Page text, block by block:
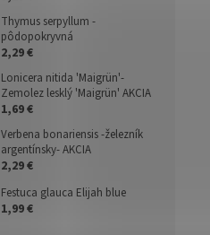
Thymus serpyllum -
pôdopokryvná
2,29 €
Lonicera nitida 'Maigrün'-
Zemolez lesklý 'Maigrün' AKCIA
1,69 €
Verbena bonariensis -železník
argentínsky- AKCIA
2,29 €
Festuca glauca Elijah blue
1,99 €